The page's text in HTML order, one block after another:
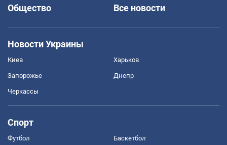
Общество
Все новости
Новости Украины
Киев Харьков
Запорожье Днепр
Черкассы
Спорт
Футбол Баскетбол